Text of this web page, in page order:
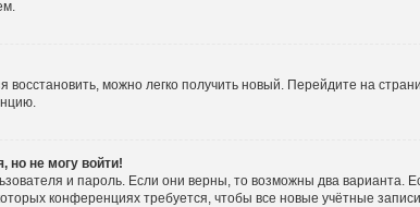
восстановить, можно легко получить новый. Перейдите на
но не могу войти!
и пароль. Если они верны, то возможны два варианта.
конференциях требуется, чтобы все новые учётные